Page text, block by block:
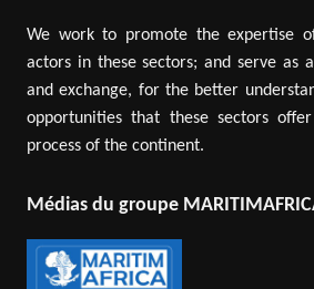
We work to promote the expertise
actors in these sectors; and serve as
and exchange, for the better
opportunities that these sectors
process of the continent.
Médias du groupe